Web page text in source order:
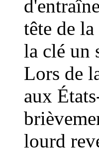
tête de
la clé un
Lors de
aux
lourd